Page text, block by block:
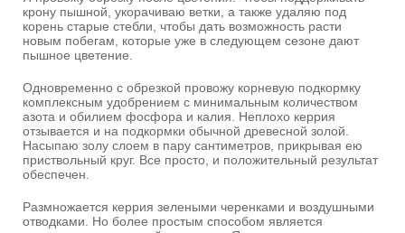
крону пышной, укорачиваю ветки, а также удаляю под
корень старые стебли, чтобы дать возможность расти
новым побегам, которые уже в следующем сезоне дают
пышное цветение.
Одновременно с обрезкой провожу корневую подкормку
комплексным удобрением с минимальным количеством
азота и обилием фосфора и калия. Неплохо керрия
отзывается и на подкормки обычной древесной золой.
Насыпаю золу слоем в пару сантиметров, прикрывая ею
приствольный круг. Все просто, и положительный результат
обеспечен.
Размножается керрия зелеными черенками и воздушными
отводками. Но более простым способом является